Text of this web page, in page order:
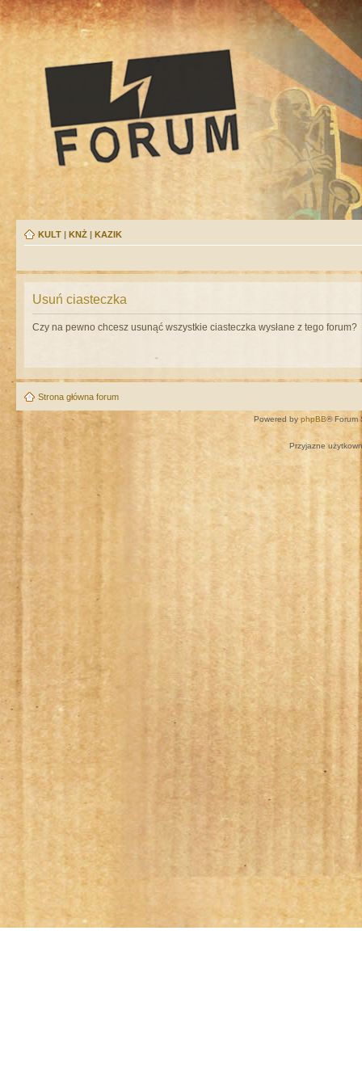
KULT | KNŻ | KAZIK
Usuń ciasteczka
Czy na pewno chcesz usunąć wszystkie ciasteczka wysłane z tego forum?
Strona główna forum
Powered by phpBB® Forum
Przyjazne